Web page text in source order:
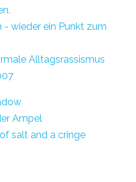
- wieder ein Punkt zum
Alltagsrassismus
Ampel
salt and a cringe